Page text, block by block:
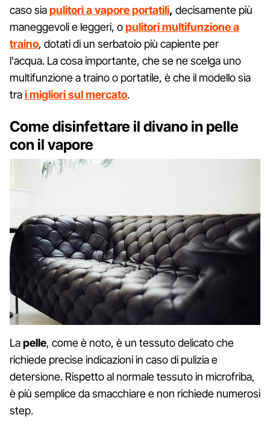
caso siapulitori a vapore portatili, decisamente più
maneggevoli e leggeri, opulitori multifunzione a
traino, dotati di un serbatoio più capiente per
l'acqua. La cosa importante, che se ne scelga uno
multifunzione a traino o portatile, è che il modello sia
trai migliori sul mercato.
Come disinfettare il divano in pelle
con il vapore
Lapelle, come è noto, è un tessuto delicato che
richiede precise indicazioni in caso di pulizia e
detersione. Rispetto al normale tessuto in microfriba,
è più semplice da smacchiare e non richiede numerosi
step.